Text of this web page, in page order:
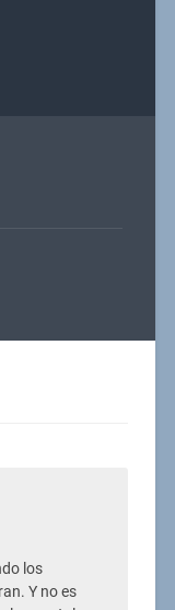
los
Y no es